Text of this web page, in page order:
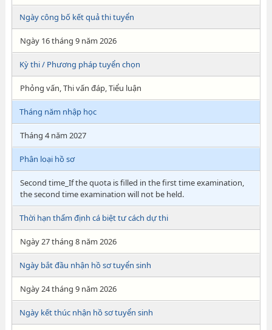
Ngày công bố kết quả thi tuyển
Ngày 16 tháng 9 năm 2026
Kỳ thi / Phương pháp tuyển chọn
Phỏng vấn, Thi vấn đáp, Tiểu luận
Tháng năm nhập học
Tháng 4 năm 2027
Phân loại hồ sơ
Second time_If the quota is filled in the first time examination,
the second time examination will not be held.
Thời hạn thẩm định cá biệt tư cách dự thi
Ngày 27 tháng 8 năm 2026
Ngày bắt đầu nhận hồ sơ tuyển sinh
Ngày 24 tháng 9 năm 2026
Ngày kết thúc nhận hồ sơ tuyển sinh